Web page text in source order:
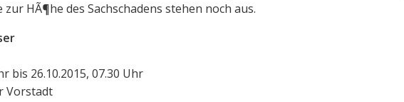
HÃ¶he des Sachschadens stehen noch aus.
bis 26.10.2015, 07.30 Uhr
Vorstadt